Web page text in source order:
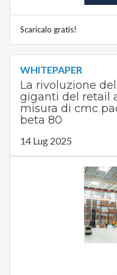
Scaricalo gratis!
WHITEPAPER
La rivoluzione
giganti del retail
misura di cmc
beta 80
14 Lug 2025